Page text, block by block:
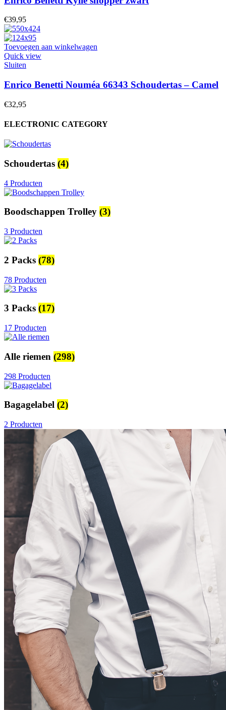
€39,95
Toevoegen aan winkelwagen
Quick view
Sluiten
Enrico Benetti Nouméa 66343 Schoudertas – Camel
€32,95
ELECTRONIC CATEGORY
Schoudertas (4)
4 Producten
Boodschappen Trolley (3)
3 Producten
2 Packs (78)
78 Producten
3 Packs (17)
17 Producten
Alle riemen (298)
298 Producten
Bagagelabel (2)
2 Producten